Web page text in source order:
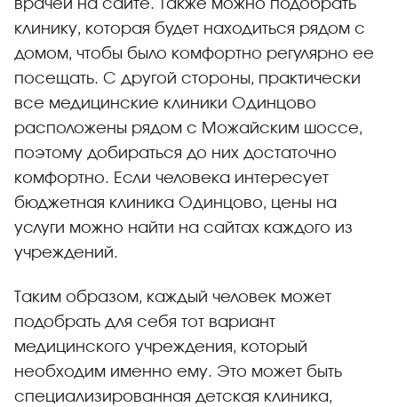
врачей на сайте. Также можно подобрать
клинику, которая будет находиться рядом с
домом, чтобы было комфортно регулярно ее
посещать. С другой стороны, практически
все медицинские клиники Одинцово
расположены рядом с Можайским шоссе,
поэтому добираться до них достаточно
комфортно. Если человека интересует
бюджетная клиника Одинцово, цены на
услуги можно найти на сайтах каждого из
учреждений.
Таким образом, каждый человек может
подобрать для себя тот вариант
медицинского учреждения, который
необходим именно ему. Это может быть
специализированная детская клиника,